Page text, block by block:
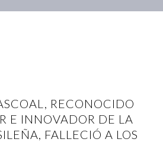
RECONOCIDO
E INNOVADOR DE LA
FALLECIÓ A LOS